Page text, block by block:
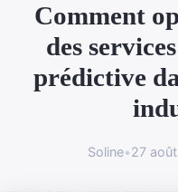
Comment
des
prédictive
Soline•27